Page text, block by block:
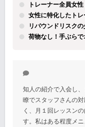
トレーナー全員女性
女性に特化したト
リバウンドリスクの
荷物なし！手ぶらで
知人の紹介で入会し
瞭でスタッフさんの
く、月１回レッスン
す。私はある程度メ